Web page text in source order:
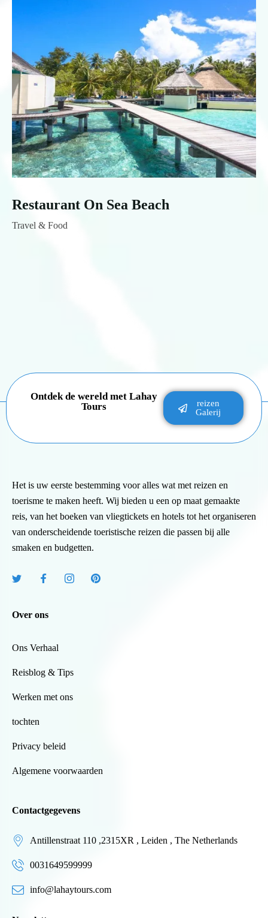
Restaurant On Sea Beach
Travel & Food
Ontdek de wereld met Lahay
Tours
reizen
Galerij
Het is uw eerste bestemming voor alles wat met reizen en
toerisme te maken heeft. Wij bieden u een op maat gemaakte
reis, van het boeken van vliegtickets en hotels tot het organiseren
van onderscheidende toeristische reizen die passen bij alle
smaken en budgetten.
Over ons
Ons Verhaal
Reisblog & Tips
Werken met ons
tochten
Privacy beleid
Algemene voorwaarden
Contactgegevens
Antillenstraat 110 ,2315XR , Leiden , The Netherlands
0031649599999
info@lahaytours.com